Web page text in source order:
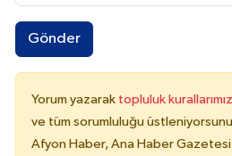
Gönder
Yorum yazarak topluluk
ve tüm sorumluluğu
Afyon Haber, Ana Haber